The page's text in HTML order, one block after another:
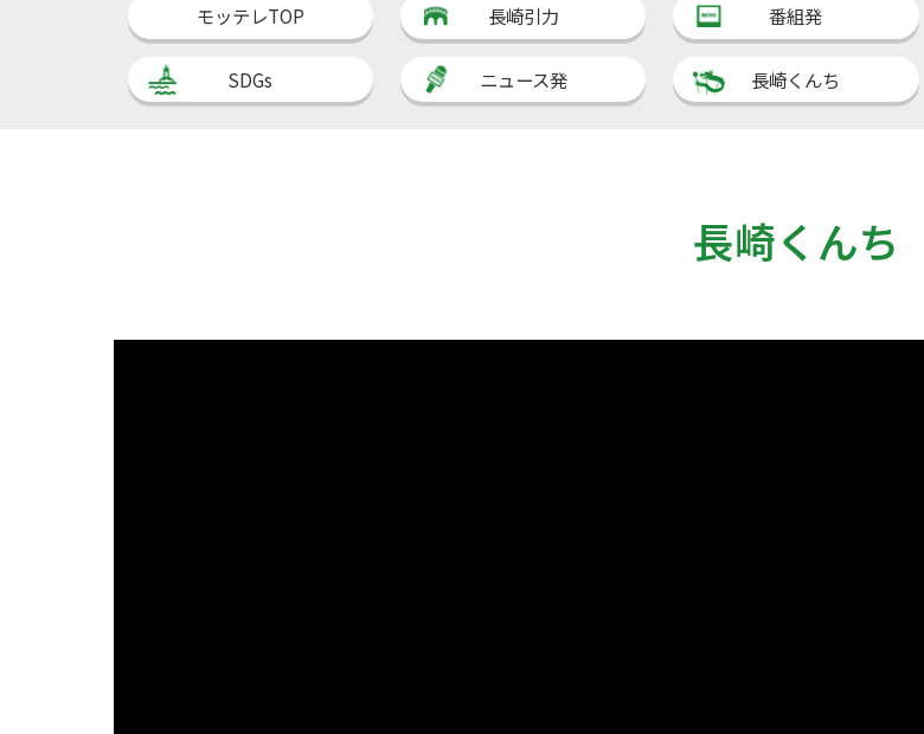
モッテレTOP 長崎引力 番組発
SDGs ニュース発 長崎くんち
長崎くんち